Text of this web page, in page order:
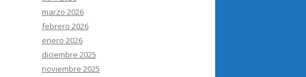
marzo 2026
febrero 2026
enero 2026
diciembre 2025
noviembre 2025